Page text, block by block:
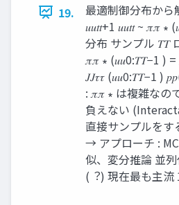
19.
最適制御分布から
𝑢𝑢𝑡𝑡+1 𝑢𝑢𝑡𝑡 ~ 𝜋𝜋 ∗
分布 サンプル 𝑇𝑇
𝜋𝜋 ∗ (𝑢𝑢0:𝑇𝑇−1 )
𝐽𝐽𝜏𝜏 (𝑢𝑢0:𝑇𝑇−1 )
: 𝜋𝜋 ∗ は複雑なの
負えない
直接サンプルをす
→ アプローチ :
似、変分推論 並
(︖) 現在最も主流